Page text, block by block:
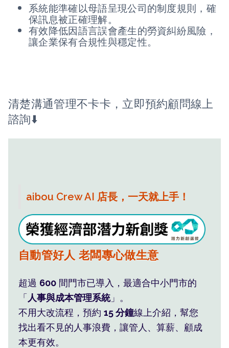
系統能準確以母語呈現公司的制度規則，確
保訊息被正確理解。
有效降低因語言誤會產生的勞資糾紛風險，
讓企業保有合規性與穩定性。
清楚溝通管理不卡卡，立即預約顧問線上
諮詢⬇️
aibou Crew AI 店長，一天就上手！
班表薪水系統算，員工自然服氣
自動管好人 老闆專心做生意
利潤藏在您看不見的 人事浪費
超過 600 間門市已導入，最適合中小門市的
「人事與成本管理系統」。
不用大改流程，預約 15 分鐘線上介紹，幫您
找出看不見的人事浪費，讓管人、算薪、顧成
本更有效。